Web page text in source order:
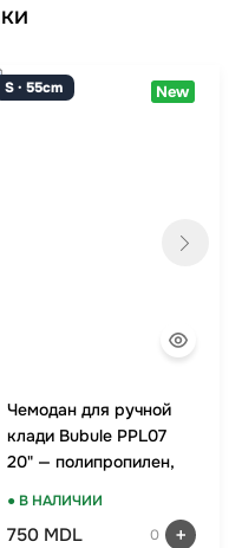
S · 55cm New
Чемодан для ручной
клади Bubule PPL07
20" — полипропилен,
● В НАЛИЧИИ
750 MDL 0